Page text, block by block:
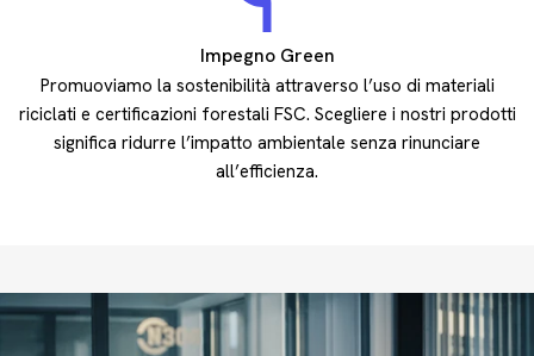
Impegno Green
Promuoviamo la sostenibilità attraverso l’uso di materiali
riciclati e certificazioni forestali FSC. Scegliere i nostri prodotti
significa ridurre l’impatto ambientale senza rinunciare
all’efficienza.